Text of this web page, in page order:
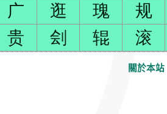
广 逛 瑰 规
贵 刽 辊 滚
關於本站